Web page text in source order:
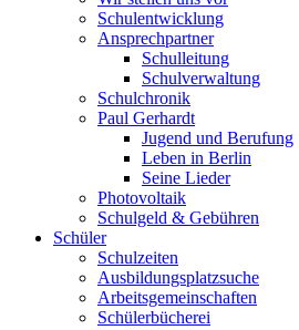
Schulentwicklung
Ansprechpartner
Schulleitung
Schulverwaltung
Schulchronik
Paul Gerhardt
Jugend und Berufung
Leben in Berlin
Seine Lieder
Photovoltaik
Schulgeld & Gebühren
Schüler
Schulzeiten
Ausbildungsplatzsuche
Arbeitsgemeinschaften
Schülerbücherei